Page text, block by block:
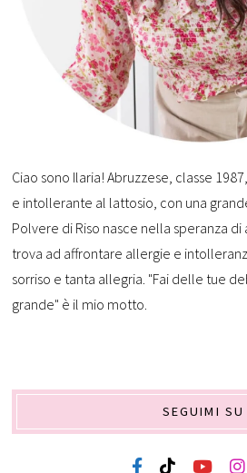
Ciao sono Ilaria! Abruzzese, classe
e intollerante al lattosio, con una
Polvere di Riso nasce nella speranza
trova ad affrontare allergie e
sorriso e tanta allegria. "Fai delle tue
grande" è il mio motto.
SEGUIMI SU